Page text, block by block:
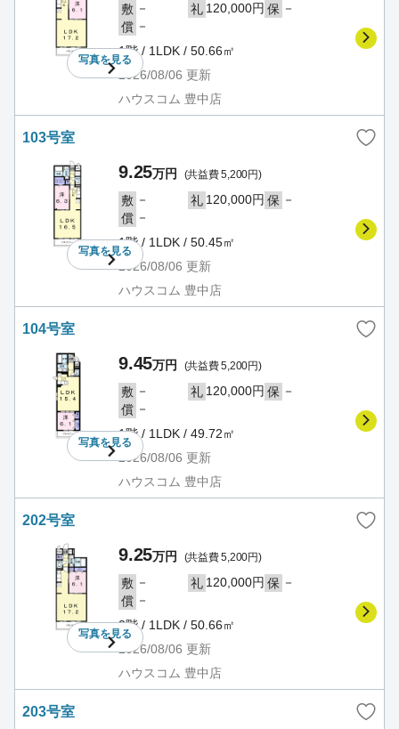
写真を見る
敷 － 礼 120,000円 保 －
償 －
1階 / 1LDK / 50.66㎡
2026/08/06 更新
ハウスコム 豊中店
103号室
写真を見る
9.25万円 (共益費 5,200円)
敷 － 礼 120,000円 保 －
償 －
1階 / 1LDK / 50.45㎡
2026/08/06 更新
ハウスコム 豊中店
104号室
写真を見る
9.45万円 (共益費 5,200円)
敷 － 礼 120,000円 保 －
償 －
1階 / 1LDK / 49.72㎡
2026/08/06 更新
ハウスコム 豊中店
202号室
写真を見る
9.25万円 (共益費 5,200円)
敷 － 礼 120,000円 保 －
償 －
2階 / 1LDK / 50.66㎡
2026/08/06 更新
ハウスコム 豊中店
203号室